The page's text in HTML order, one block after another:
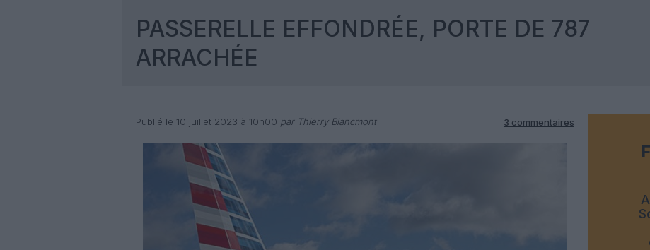
PASSERELLE EFFONDRÉE, PORTE DE 787
ARRACHÉE
Publié le 10 juillet 2023 à 10h00 par Thierry Blancmont 3 commentaires